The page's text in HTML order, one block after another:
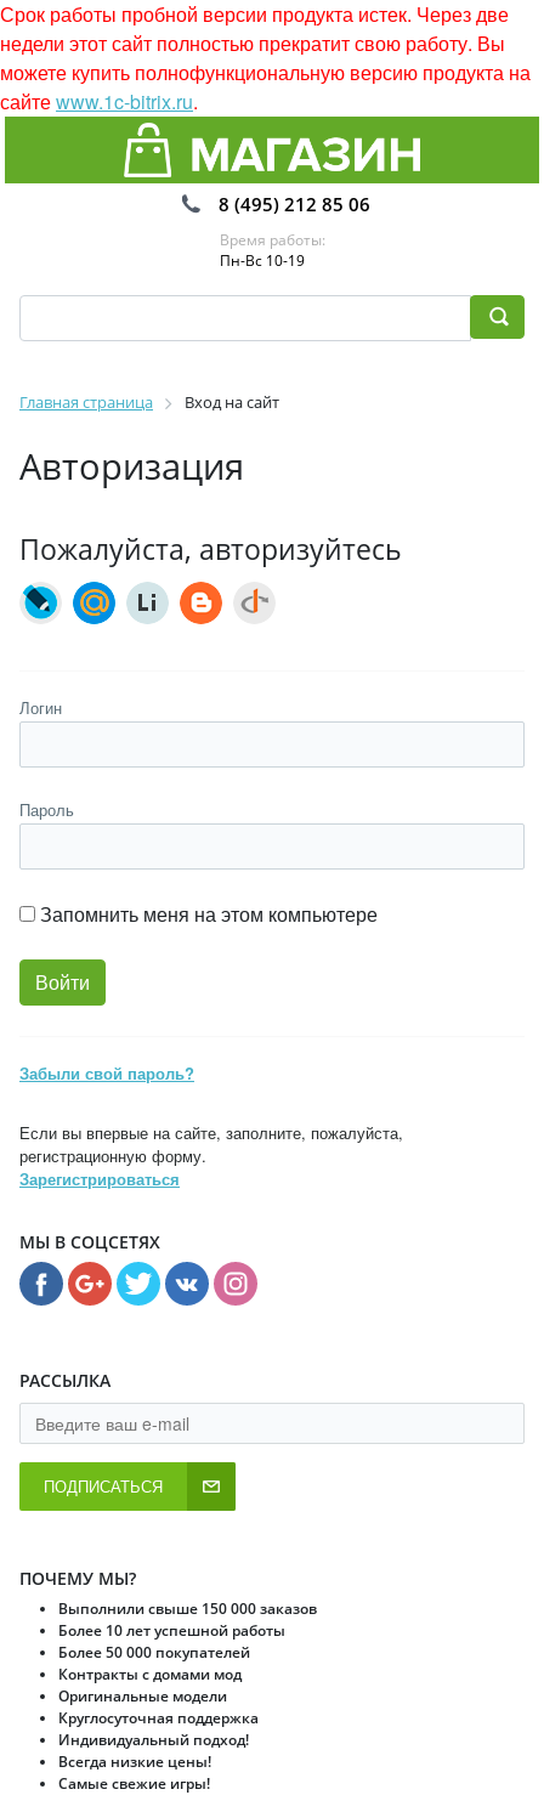
Срок работы пробной версии продукта истек. Через две
недели этот сайт полностью прекратит свою работу. Вы
можете купить полнофункциональную версию продукта на
сайтеwww.1c-bitrix.ru.
8 (495) 212 85 06
Время работы:
Пн-Вс 10-19
Главная страница Вход на сайт
Авторизация
Пожалуйста, авторизуйтесь
Логин
Пароль
Запомнить меня на этом компьютере
Забыли свой пароль?
Если вы впервые на сайте, заполните, пожалуйста,
регистрационную форму.
Зарегистрироваться
МЫ В СОЦСЕТЯХ
РАССЫЛКА
ПОДПИСАТЬСЯ
ПОЧЕМУ МЫ?
Выполнили свыше 150 000 заказов
Более 10 лет успешной работы
Более 50 000 покупателей
Контракты с домами мод
Оригинальные модели
Круглосуточная поддержка
Индивидуальный подход!
Всегда низкие цены!
Самые свежие игры!